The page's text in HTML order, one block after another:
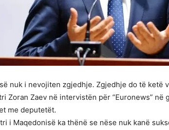
nuk i nevojiten zgjedhje. Zgjedhje do të ketë
Zoran Zaev në intervistën për “Euronews”
me deputetët.
i Maqedonisë ka thënë se nëse nuk kanë